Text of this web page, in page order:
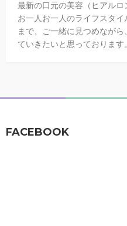
最新の口元の美容（ヒアルロ
お一人お一人のライフスタ
まで、ご一緒に見つめなが
ていきたいと思っております。
FACEBOOK